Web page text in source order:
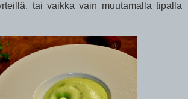
tai vaikka vain muutamalla tipalla